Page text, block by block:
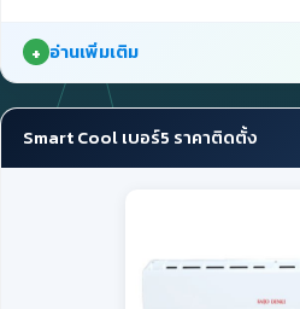
อ่านเพิ่มเติม
Smart Cool เบอร์5 ราคาติดตั้ง